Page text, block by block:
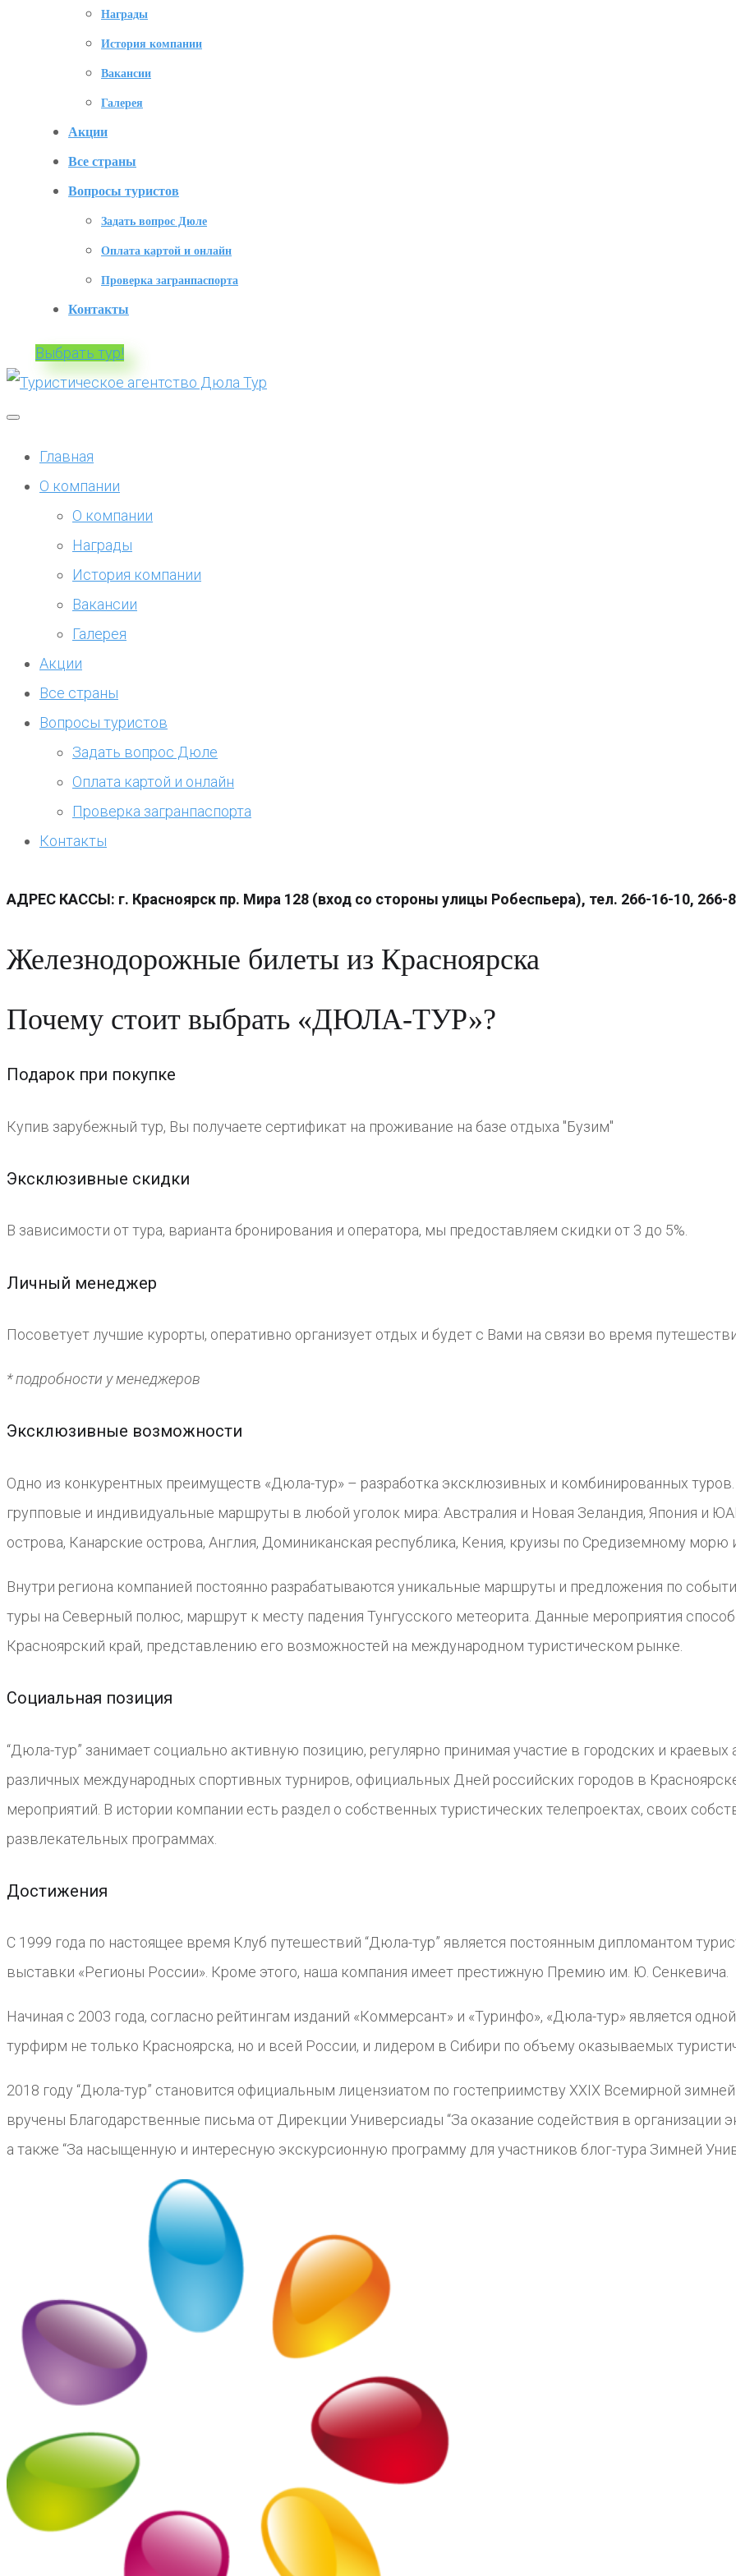
Награды
История компании
Вакансии
Галерея
Акции
Все страны
Вопросы туристов
Задать вопрос Дюле
Оплата картой и онлайн
Проверка загранпаспорта
Контакты
Выбрать тур!
Главная
О компании
О компании
Награды
История компании
Вакансии
Галерея
Акции
Все страны
Вопросы туристов
Задать вопрос Дюле
Оплата картой и онлайн
Проверка загранпаспорта
Контакты
АДРЕС КАССЫ: г. Красноярск пр. Мира 128 (вход со стороны улицы Робеспьера), тел. 266-16-10, 266-
Железнодорожные билеты из Красноярска
Почему стоит выбрать «ДЮЛА-ТУР»?
Подарок при покупке
Купив зарубежный тур, Вы получаете сертификат на проживание на базе отдыха "Бузим"
Эксклюзивные скидки
В зависимости от тура, варианта бронирования и оператора, мы предоставляем скидки от 3 до 5%.
Личный менеджер
Посоветует лучшие курорты, оперативно организует отдых и будет с Вами на связи во время
* подробности у менеджеров
Эксклюзивные возможности
Одно из конкурентных преимуществ «Дюла-тур» – разработка эксклюзивных и комбинированных
групповые и индивидуальные маршруты в любой уголок мира: Австралия и Новая Зеландия, Япония и
острова, Канарские острова, Англия, Доминиканская республика, Кения, круизы по Средиземному морю
Внутри региона компанией постоянно разрабатываются уникальные маршруты и предложения по
туры на Северный полюс, маршрут к месту падения Тунгусского метеорита. Данные мероприятия
Красноярский край, представлению его возможностей на международном туристическом рынке.
Социальная позиция
“Дюла-тур” занимает социально активную позицию, регулярно принимая участие в городских и
различных международных спортивных турниров, официальных Дней российских городов в
мероприятий. В истории компании есть раздел о собственных туристических телепроектах, своих
развлекательных программах.
Достижения
С 1999 года по настоящее время Клуб путешествий “Дюла-тур” является постоянным дипломантом
выставки «Регионы России». Кроме этого, наша компания имеет престижную Премию им. Ю. Сенкевича.
Начиная с 2003 года, согласно рейтингам изданий «Коммерсант» и «Туринфо», «Дюла-тур» является
турфирм не только Красноярска, но и всей России, и лидером в Сибири по объему оказываемых
2018 году “Дюла-тур” становится официальным лицензиатом по гостеприимству XXIX Всемирной
вручены Благодарственные письма от Дирекции Универсиады “За оказание содействия в
а также “За насыщенную и интересную экскурсионную программу для участников блог-тура Зимней